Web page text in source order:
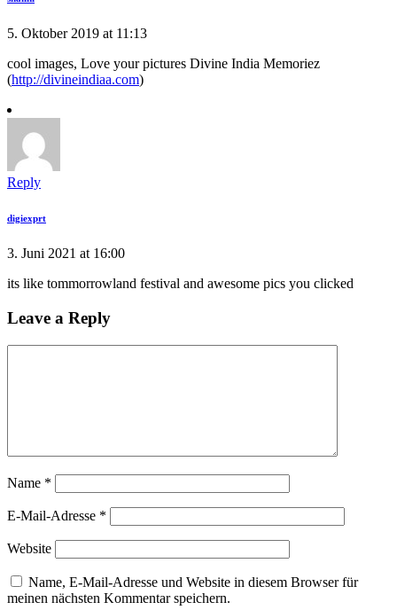
5. Oktober 2019 at 11:13
cool images, Love your pictures Divine India Memoriez
(http://divineindiaa.com)
Reply
digiexprt
3. Juni 2021 at 16:00
its like tommorrowland festival and awesome pics you clicked
Leave a Reply
Name *
E-Mail-Adresse *
Website
Name, E-Mail-Adresse und Website in diesem Browser für
meinen nächsten Kommentar speichern.